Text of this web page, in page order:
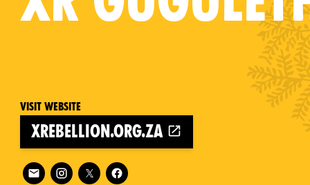
Visit website
xrebellion.org.za
Follow XR Gugulethu on